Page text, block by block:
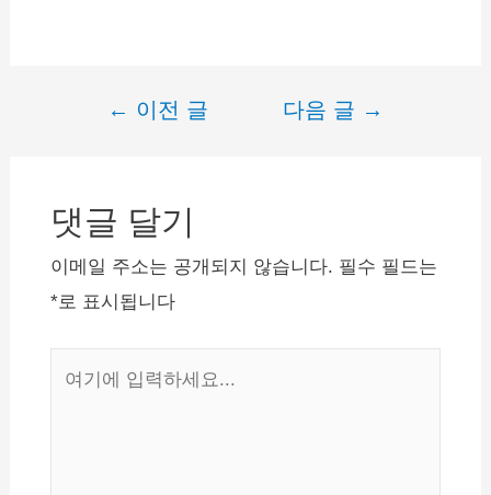
게
← 이전 글 다음 글 →
댓글 달기
이메일 주소는 공개되지 않습니다. 필수 필드는
*로 표시됩니다